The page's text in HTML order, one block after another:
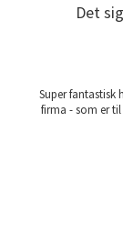
Det
Super fantastisk
firma - som er